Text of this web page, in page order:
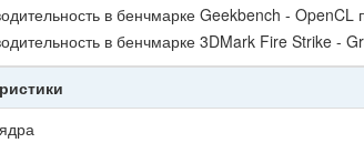
в бенчмарке Geekbench -
в бенчмарке 3DMark Fire Strike -